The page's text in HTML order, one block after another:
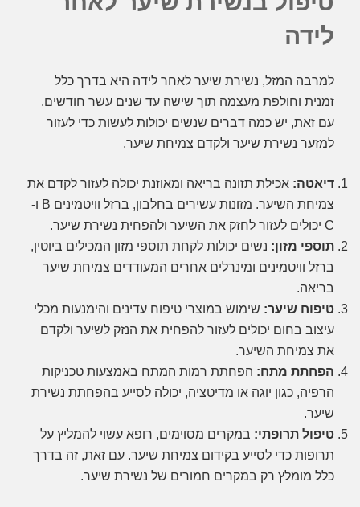
לידה
למרבה המזל, נשירת שיער לאחר לידה היא בדרך כלל
זמנית וחולפת מעצמה תוך שישה עד שנים עשר חודשים.
עם זאת, יש כמה דברים שנשים יכולות לעשות כדי לעזור
למזער נשירת שיער ולקדם צמיחת שיער.
דיאטה: אכילת תזונה בריאה ומאוזנת יכולה לעזור לקדם את
צמיחת השיער. מזונות עשירים בחלבון, ברזל וויטמינים B ו-
C יכולים לעזור לחזק את השיער ולהפחית נשירת שיער.
תוספי מזון: נשים יכולות לקחת תוספי מזון המכילים ביוטין,
ברזל וויטמינים ומינרלים אחרים המעודדים צמיחת שיער
בריאה.
טיפוח שיער: שימוש במוצרי טיפוח עדינים והימנעות מכלי
עיצוב בחום יכולים לעזור להפחית את הנזק לשיער ולקדם
את צמיחת השיער.
הפחתת מתח: הפחתת רמות המתח באמצעות טכניקות
הרפיה, כגון יוגה או מדיטציה, יכולה לסייע בהפחתת נשירת
שיער.
טיפול תרופתי: במקרים מסוימים, רופא עשוי להמליץ ​​על
תרופות כדי לסייע בקידום צמיחת שיער. עם זאת, זה בדרך
כלל מומלץ רק במקרים חמורים של נשירת שיער.